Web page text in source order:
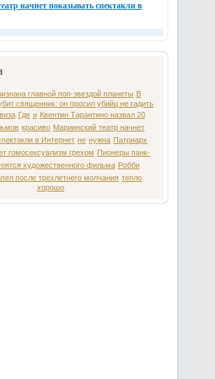
начнет показывать спектакли в
главной поп-звездой планеты В
священник: он просил убийц не гадить
виза Где и Квентин Тарантино назвал 20
красиво Мариинский театр начнет
в Интернет не нужна Патриарх
гомосексуализм грехом Пионеры панк-
художественного фильма Робби
после трехлетнего молчания тепло
хорошо